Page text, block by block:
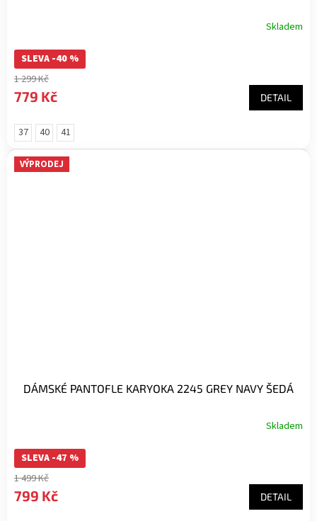
Skladem
SLEVA -40 %
1 299 Kč
779 Kč DETAIL
37 40 41
VÝPRODEJ
DÁMSKÉ PANTOFLE KARYOKA 2245 GREY NAVY ŠEDÁ
Skladem
SLEVA -47 %
1 499 Kč
799 Kč DETAIL